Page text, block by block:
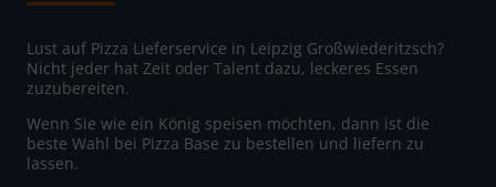
Lust auf Pizza Lieferservice in Leipzig Großwiederitzsch?
Nicht jeder hat Zeit oder Talent dazu, leckeres Essen
zuzubereiten.
Wenn Sie wie ein König speisen möchten, dann ist die
beste Wahl bei Pizza Base zu bestellen und liefern zu
lassen.